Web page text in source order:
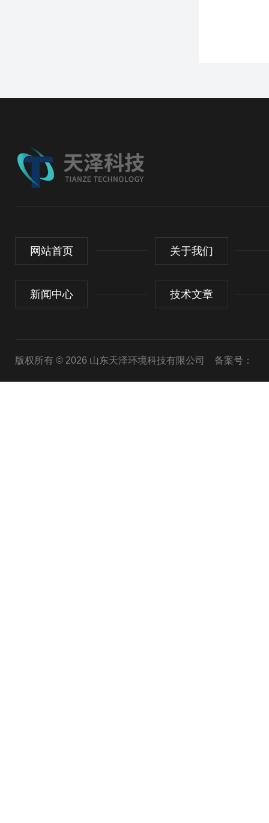
网站首页 关于我们
新闻中心 技术文章
版权所有 © 2026 山东天泽环境科技有限公司 备案号：